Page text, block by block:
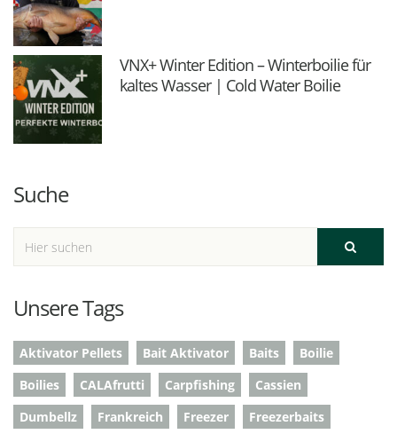
VNX+ Winter Edition – Winterboilie für
kaltes Wasser | Cold Water Boilie
Suche
Unsere Tags
Aktivator Pellets Bait Aktivator Baits
Boilie
Boilies
CALAfrutti Carpfishing
Cassien
Dumbellz
Frankreich Freezer
Freezerbaits